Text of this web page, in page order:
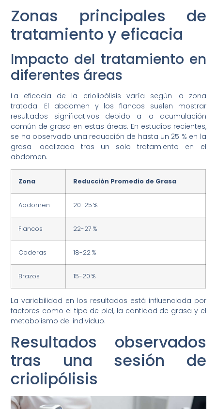
Zonas principales de
tratamiento y eficacia
Impacto del tratamiento en
diferentes áreas
La eficacia de la criolipólisis varía según la zona
tratada. El abdomen y los flancos suelen mostrar
resultados significativos debido a la acumulación
común de grasa en estas áreas. En estudios recientes,
se ha observado una reducción de hasta un 25 % en la
grasa localizada tras un solo tratamiento en el
abdomen.
Zona Reducción Promedio de Grasa
Abdomen 20-25 %
Flancos 22-27 %
Caderas 18-22 %
Brazos 15-20 %
La variabilidad en los resultados está influenciada por
factores como el tipo de piel, la cantidad de grasa y el
metabolismo del individuo.
Resultados observados
tras una sesión de
criolipólisis